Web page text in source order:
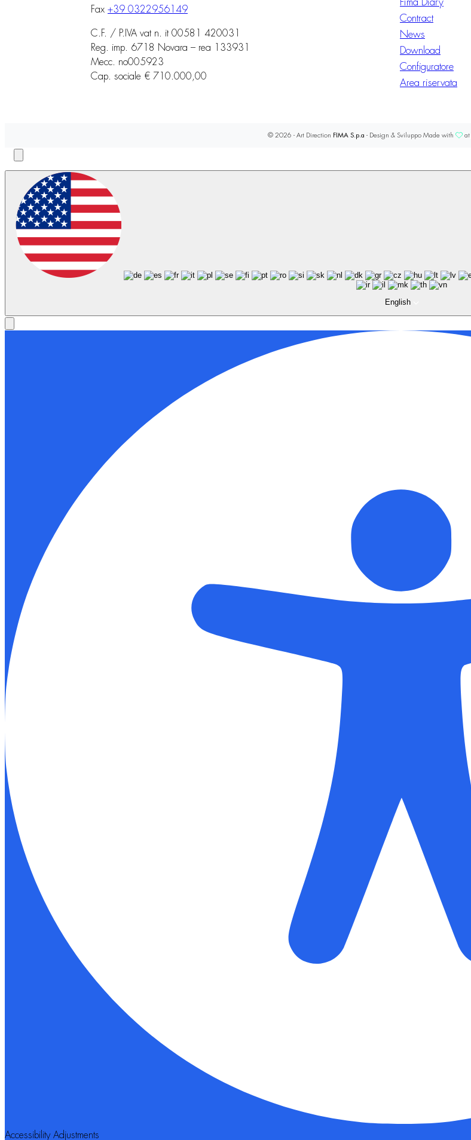
Fax +39 0322956149
C.F. / P.IVA vat n. it 00581 420031
Reg. imp. 6718 Novara – rea 133931
Mecc. no005923
Cap. sociale € 710.000,00
Fima Diary
Contract
News
Download
Configuratore
Area riservata
© 2026 - Art Direction FIMA S.p.a - Design & Sviluppo Made with at
English
Accessibility Adjustments